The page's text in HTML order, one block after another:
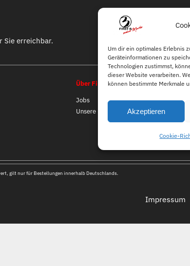
Um dir ein optimales Erlebnis
Geräteinformationen zu
Technologien zustimmst,
dieser Website verarbeiten.
können bestimmte Merkmale
Akzeptieren
Cookie-
Sie erreichbar.
Über First B
Jobs
Unsere Filialen
gilt nur für Bestellungen innerhalb Deutschlands.
Impressum